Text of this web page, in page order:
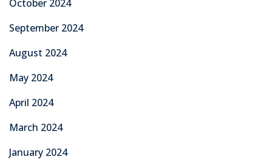
October 2024
September 2024
August 2024
May 2024
April 2024
March 2024
January 2024